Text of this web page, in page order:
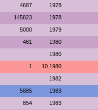
4687 1978
145823 1978
5000 1979
461 1980
1980
1 10.1980
1982
5885 1983
854 1983